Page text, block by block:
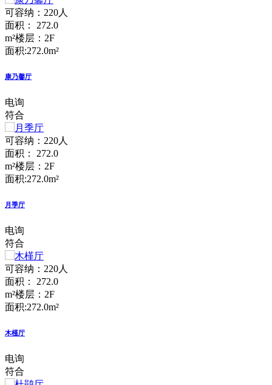
可容纳：220人
面积： 272.0
m²楼层：2F
面积:272.0m²
康乃馨厅
电询
符合
可容纳：220人
面积： 272.0
m²楼层：2F
面积:272.0m²
月季厅
电询
符合
可容纳：220人
面积： 272.0
m²楼层：2F
面积:272.0m²
木槿厅
电询
符合